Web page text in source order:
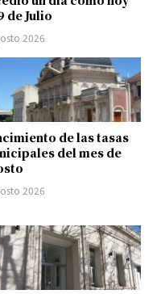
de Julio
2026
de las tasas
del mes de
2026